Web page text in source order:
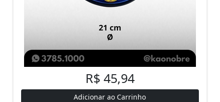
R$ 45,94
Adicionar ao Carrinho